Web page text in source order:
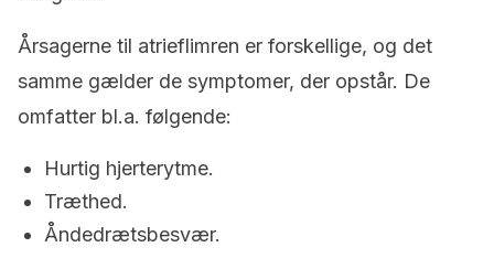
Årsagerne til atrieflimren er forskellige, og det
samme gælder de symptomer, der opstår. De
omfatter bl.a. følgende:
Hurtig hjerterytme.
Træthed.
Åndedrætsbesvær.